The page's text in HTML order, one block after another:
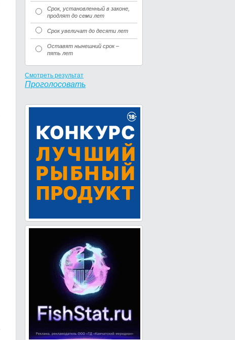
Срок, установленный в законе,
продлят до семи лет
Срок увеличат до десяти лет
Оставят нынешний срок –
пять лет
Смотреть результат
Проголосовать